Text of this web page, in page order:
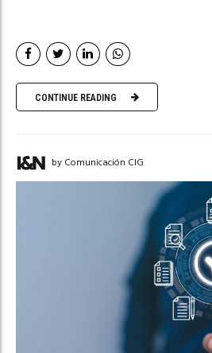
CONTINUE READING
by Comunicación CIG